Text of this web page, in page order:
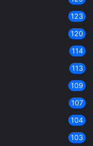
123
120
114
113
109
107
104
103